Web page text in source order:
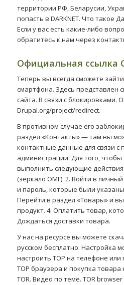
территории РФ, Беларусии,
попасть в DARKNET. Что такое
Если у вас есть какие-либо
обратитесь к нам через
Официальная ссылка
Теперь вы всегда сможете
смартфона. Здесь представлен
сайта. В связи с блокировками.
Drupal.org/project/redirect.
В противном случае его
раздел «Контакты» — там вы
контактные данные для связи с
администрации. Для того,
выполнить следующие
(зеркало ОМГ). 2. Войти в
и пароль, которые были
Перейти в раздел «Товары» и
продукт. 4. Оплатить товар,
Дождаться доставки товара.
У нас на ресурсе вы можете
русском бесплатно. Настройка
настроить ТОР на телефоне или
ТОР браузера и покупка товара
TOR. Видео по теме. TOR